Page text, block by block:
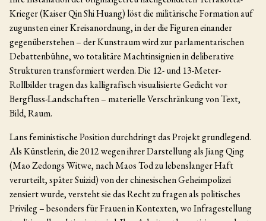
Krieger (Kaiser Qin Shi Huang) löst die militärische Formation auf
zugunsten einer Kreisanordnung, in der die Figuren einander
gegenüberstehen – der Kunstraum wird zur parlamentarischen
Debattenbühne, wo totalitäre Machtinsignien in deliberative
Strukturen transformiert werden. Die 12- und 13-Meter-
Rollbilder tragen das kalligrafisch visualisierte Gedicht vor
Bergfluss-Landschaften – materielle Verschränkung von Text,
Bild, Raum.
Lans feministische Position durchdringt das Projekt grundlegend.
Als Künstlerin, die 2012 wegen ihrer Darstellung als Jiang Qing
(Mao Zedongs Witwe, nach Maos Tod zu lebenslanger Haft
verurteilt, später Suizid) von der chinesischen Geheimpolizei
zensiert wurde, versteht sie das Recht zu fragen als politisches
Privileg – besonders für Frauen in Kontexten, wo Infragestellung